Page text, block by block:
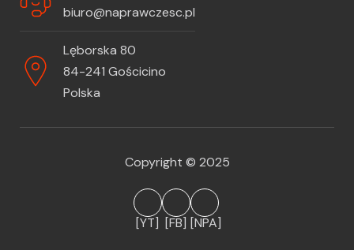
biuro@naprawczesc.pl
Lęborska 80
84-241 Gościcino
Polska
Copyright © 2025
[YT] [FB] [NPA]